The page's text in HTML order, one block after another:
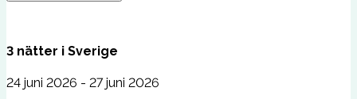
3 nätter i Sverige
24 juni 2026 - 27 juni 2026